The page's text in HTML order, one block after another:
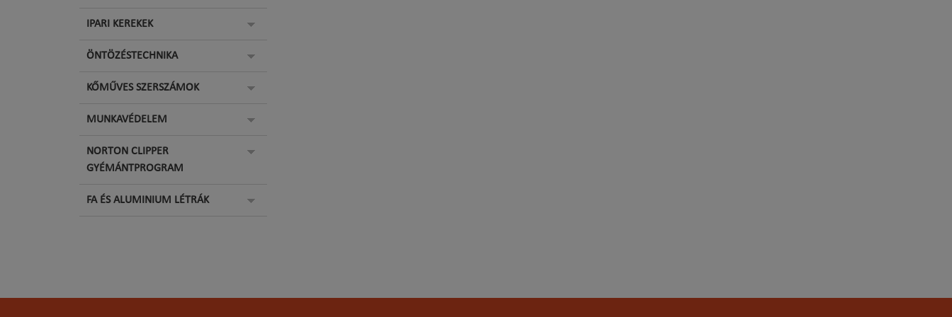
IPARI KEREKEK
ÖNTÖZÉSTECHNIKA
KŐMŰVES SZERSZÁMOK
MUNKAVÉDELEM
NORTON CLIPPER
GYÉMÁNTPROGRAM
FA ÉS ALUMINIUM LÉTRÁK